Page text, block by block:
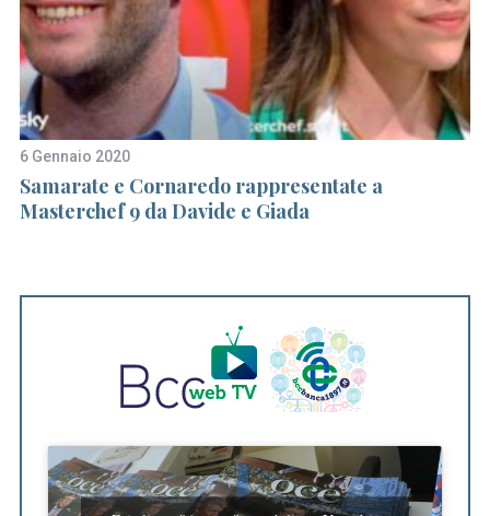
6 Gennaio 2020
Samarate e Cornaredo rappresentate a
Masterchef 9 da Davide e Giada